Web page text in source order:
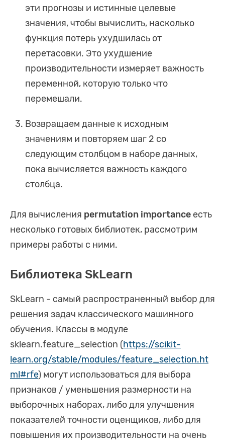
эти прогнозы и истинные целевые
значения, чтобы вычислить, насколько
функция потерь ухудшилась от
перетасовки. Это ухудшение
производительности измеряет важность
переменной, которую только что
перемешали.
Возвращаем данные к исходным
значениям и повторяем шаг 2 со
следующим столбцом в наборе данных,
пока вычисляется важность каждого
столбца.
Для вычисления permutation importance есть
несколько готовых библиотек, рассмотрим
примеры работы с ними.
Библиотека SkLearn
SkLearn - самый распространенный выбор для
решения задач классического машинного
обучения. Классы в модуле
sklearn.feature_selection (https://scikit-
learn.org/stable/modules/feature_selection.ht
ml#rfe) могут использоваться для выбора
признаков / уменьшения размерности на
выборочных наборах, либо для улучшения
показателей точности оценщиков, либо для
повышения их производительности на очень